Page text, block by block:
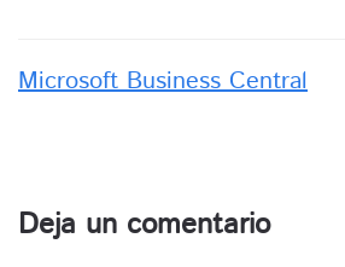
Microsoft Business Central
Deja un comentario